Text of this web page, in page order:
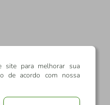
site para melhorar sua
de acordo com nossa